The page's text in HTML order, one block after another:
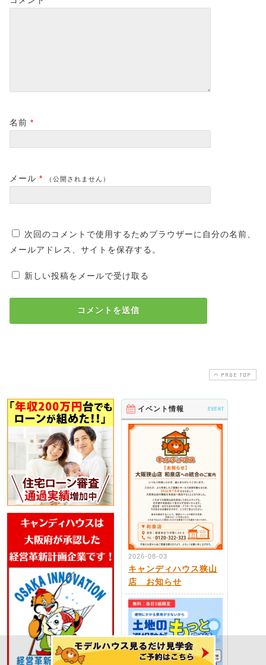
名前 *
メール * （公開されません）
次回のコメントで使用するためブラウザーに自分の名前、
メールアドレス、サイトを保存する。
新しい投稿をメールで受け取る
PAGE TOP
イベント情報 EVENT
2026-08-03
キャンディハウス狭山
店 お知らせ